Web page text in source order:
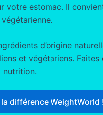
votre estomac. Il
d’origine
et végétariens. Faites
nutrition.
différence WeightWorld !